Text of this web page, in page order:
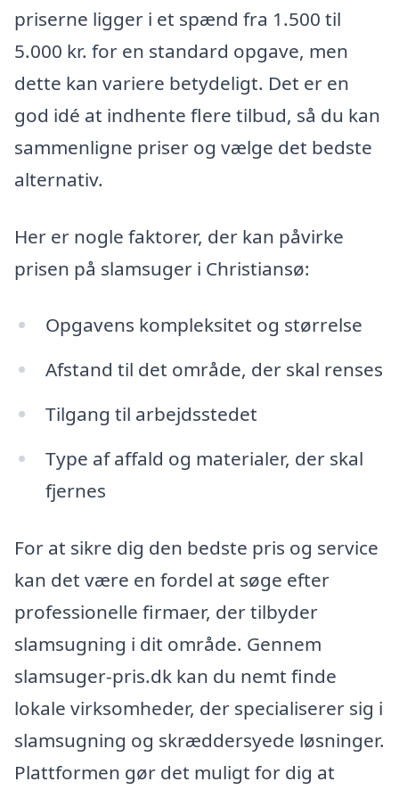
priserne ligger i et spænd fra 1.500 til
5.000 kr. for en standard opgave, men
dette kan variere betydeligt. Det er en
god idé at indhente flere tilbud, så du kan
sammenligne priser og vælge det bedste
alternativ.
Her er nogle faktorer, der kan påvirke
prisen på slamsuger i Christiansø:
Opgavens kompleksitet og størrelse
Afstand til det område, der skal renses
Tilgang til arbejdsstedet
Type af affald og materialer, der skal
fjernes
For at sikre dig den bedste pris og service
kan det være en fordel at søge efter
professionelle firmaer, der tilbyder
slamsugning i dit område. Gennem
slamsuger-pris.dk kan du nemt finde
lokale virksomheder, der specialiserer sig i
slamsugning og skræddersyede løsninger.
Plattformen gør det muligt for dig at